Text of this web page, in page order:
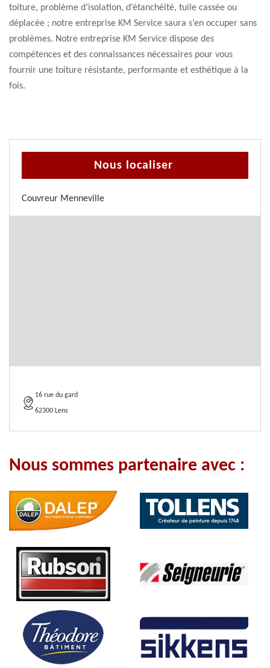
toiture, problème d’isolation, d’étanchéité, tuile cassée ou
déplacée ; notre entreprise KM Service saura s’en occuper sans
problèmes. Notre entreprise KM Service dispose des
compétences et des connaissances nécessaires pour vous
fournir une toiture résistante, performante et esthétique à la
fois.
Nous localiser
Couvreur Menneville
16 rue du gard
62300 Lens
Nous sommes partenaire avec :